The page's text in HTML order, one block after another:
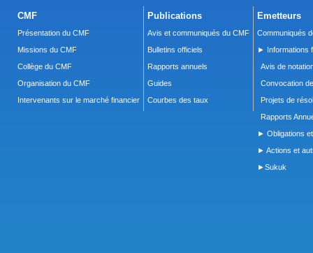
CMF
Présentation du CMF
Missions du CMF
Collège du CMF
Organisation du CMF
Intervenants sur le marché financier
Publications
Avis et communiqués du CMF
Bulletins officiels
Rapports annuels
Guides
Courbes des taux
Emetteurs
Communiqués
► Informations
Avis de
Convocation
Projets de
Rapports
► Obligations
► Actions et
►Sukuk